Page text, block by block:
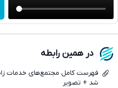
در همین رابطه
فهرست کامل مجتمع‌های خدمات
شد + تصویر